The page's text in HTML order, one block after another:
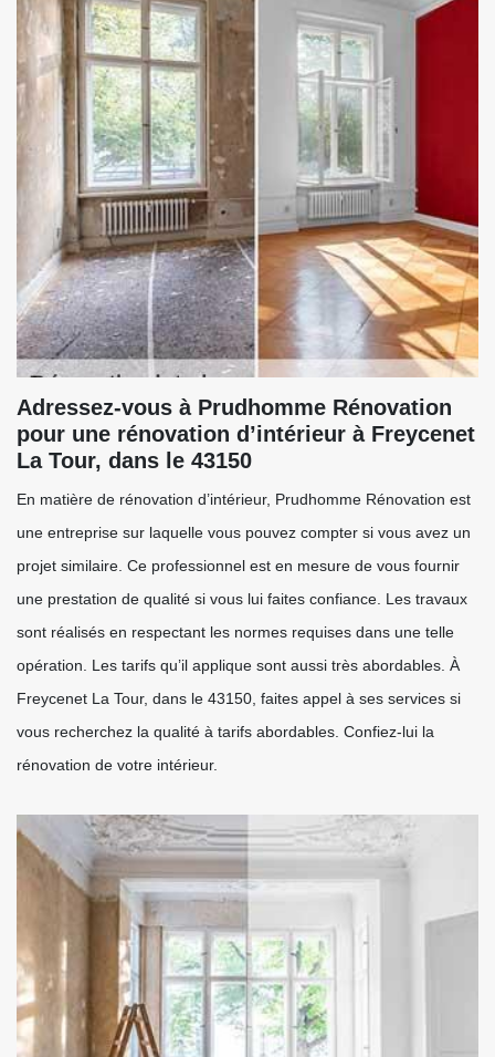
Adressez-vous à Prudhomme Rénovation
pour une rénovation d’intérieur à Freycenet
La Tour, dans le 43150
En matière de rénovation d’intérieur, Prudhomme Rénovation est
une entreprise sur laquelle vous pouvez compter si vous avez un
projet similaire. Ce professionnel est en mesure de vous fournir
une prestation de qualité si vous lui faites confiance. Les travaux
sont réalisés en respectant les normes requises dans une telle
opération. Les tarifs qu’il applique sont aussi très abordables. À
Freycenet La Tour, dans le 43150, faites appel à ses services si
vous recherchez la qualité à tarifs abordables. Confiez-lui la
rénovation de votre intérieur.